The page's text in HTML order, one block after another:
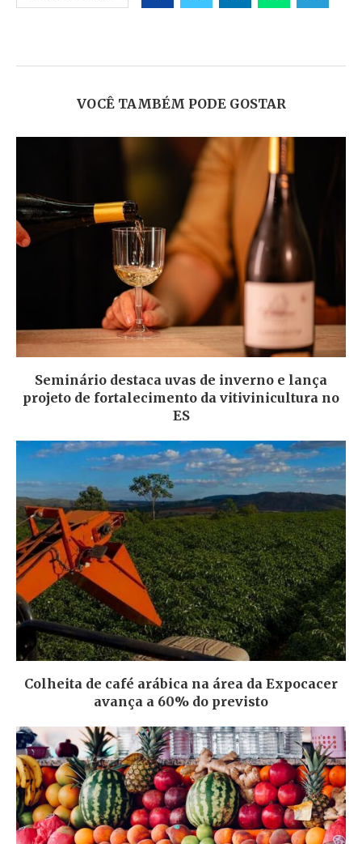
VOCÊ TAMBÉM PODE GOSTAR
Seminário destaca uvas de inverno e lança
projeto de fortalecimento da vitivinicultura no
ES
Colheita de café arábica na área da Expocacer
avança a 60% do previsto